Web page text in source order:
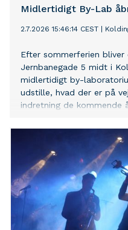
Midlertidigt By-Lab
2.7.2026 15:46:14 CEST
Efter sommerferien
Jernbanegade 5 midt i
midlertidigt by-
udstille, hvad der er på
indretning de kommende